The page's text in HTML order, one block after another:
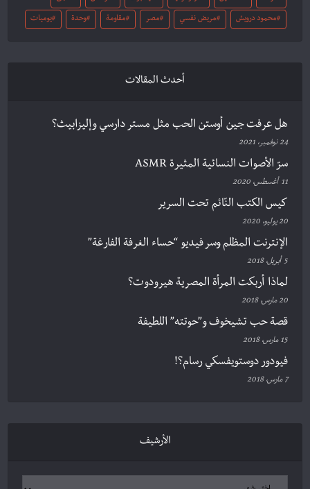
محمود درويش مريض نفسي مصر مقاومة وحدة يوميات
أحدث المقالات
هل عرفت جين أوستن الحب مثل مستر دارسي وإليزابيث؟
24 نوفمبر، 2021
سرّ الأصوات النسائية المثيرة ASMR
11 أغسطس، 2020
كيس الكتب النّائم تحت السرير
20 يوليو، 2020
الإنترنت المظلم وسر فيديو “حساء الغرفة الفارغة”
5 أبريل، 2018
لماذا أربكت المرأة المصرية هيرودوت؟
20 مارس، 2018
قصة حب تشيخوف و”حوتته” اللطيفة
15 مارس، 2018
فيودور دوستويفسكي رسام؟!
7 مارس، 2018
الأرشيف